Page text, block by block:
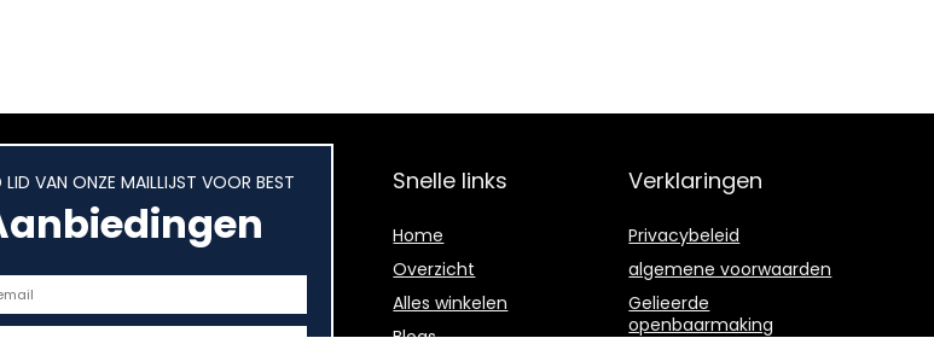
VAN ONZE MAILLIJST VOOR BEST Snelle links
Home
Overzicht
Alles winkelen
Verklaringen
Privacybeleid
algemene voorwaarden
Gelieerde
openbaarmaking